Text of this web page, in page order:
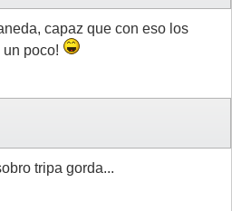
capaz que con eso los
poco!
tripa gorda...